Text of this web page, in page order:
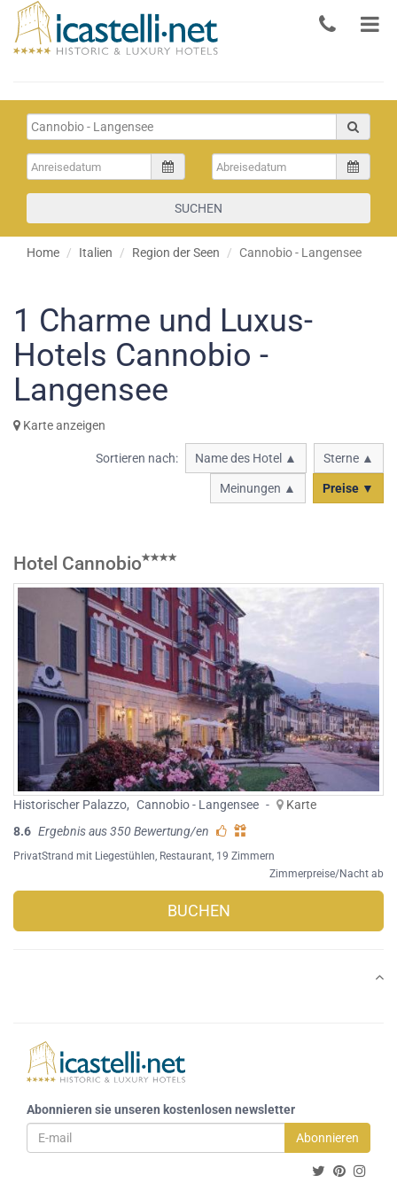
SUCHEN
Home Italien Region der Seen Cannobio - Langensee
1 Charme und Luxus-
Hotels Cannobio -
Langensee
Karte anzeigen
Sortieren nach: Name des Hotel ▲ Sterne ▲
Meinungen ▲ Preise ▼
Hotel Cannobio
Historischer Palazzo, Cannobio - Langensee -
Karte
8.6 Ergebnis aus 350 Bewertung/en
PrivatStrand mit Liegestühlen Restaurant , 19 Zimmern
Zimmerpreise/Nacht ab
BUCHEN
Abonnieren sie unseren kostenlosen newsletter
Abonnieren